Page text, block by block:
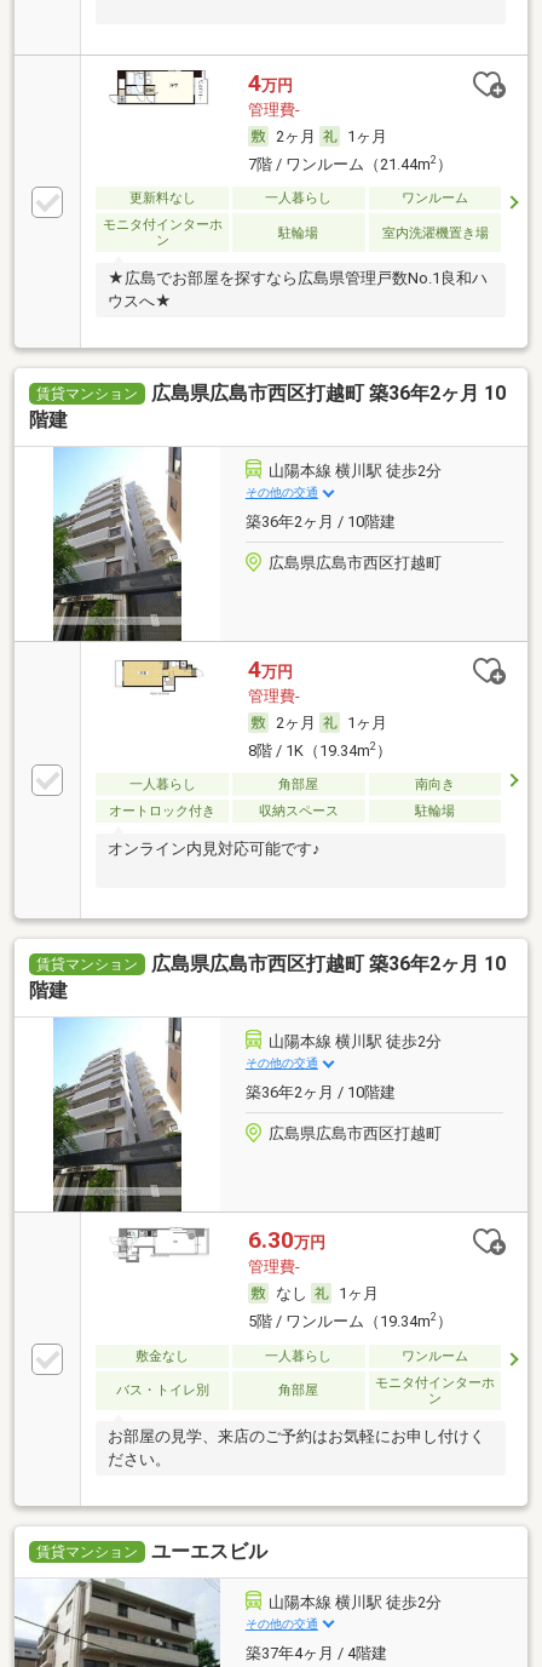
4万円
管理費-
2ヶ月
1ヶ月
7階 / ワンルーム（21.44m2）
更新料なし 一人暮らし
ワンルーム
モニタ付インターホ
ン
駐輪場 室内洗濯機置き場
★広島でお部屋を探すなら広島県管理戸数No.1良和ハ
ウスへ★
賃貸マンション
広島県広島市西区打越町 築36年2ヶ月 10
階建
山陽本線 横川駅 徒歩2分
その他の交通
築36年2ヶ月 / 10階建
広島県広島市西区打越町
4万円
管理費-
2ヶ月
1ヶ月
8階 / 1K（19.34m2）
一人暮らし 角部屋
南向き
オートロック付き
収納スペース 駐輪場
オンライン内見対応可能です♪
賃貸マンション
広島県広島市西区打越町 築36年2ヶ月 10
階建
山陽本線 横川駅 徒歩2分
その他の交通
築36年2ヶ月 / 10階建
広島県広島市西区打越町
6.30万円
管理費-
なし
1ヶ月
5階 / ワンルーム（19.34m2）
敷金なし 一人暮らし ワンルーム
バス・トイレ別 角部屋
モニタ付インターホ
ン
お部屋の見学、来店のご予約はお気軽にお申し付けく
ださい。
賃貸マンション ユーエスビル
山陽本線 横川駅 徒歩2分
その他の交通
築37年4ヶ月 / 4階建